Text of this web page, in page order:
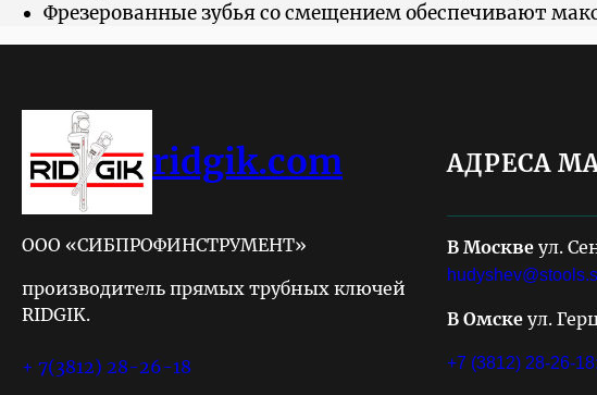
Фрезерованные зубья со смещением обеспечивают
ridgik.com
ООО «СИБПРОФИНСТРУМЕНТ»
производитель прямых трубных ключей
RIDGIK.
+ 7(3812) 28-26-18
АДРЕСА
В Москвеул.
В Омскеул.
+7 (3812) 28-26-18;